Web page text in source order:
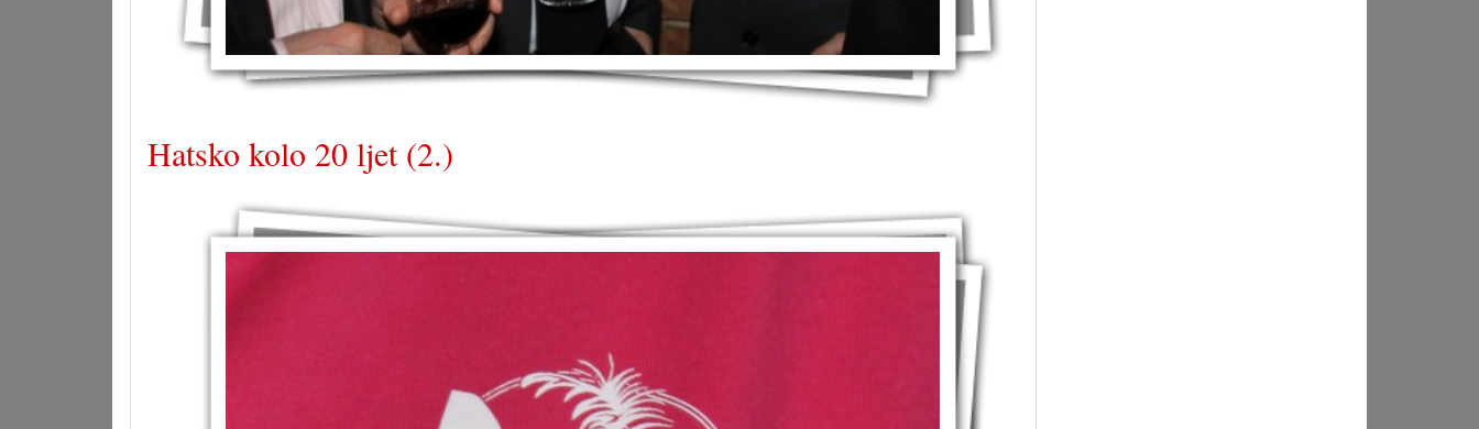
Hatsko kolo 20 ljet (2.)